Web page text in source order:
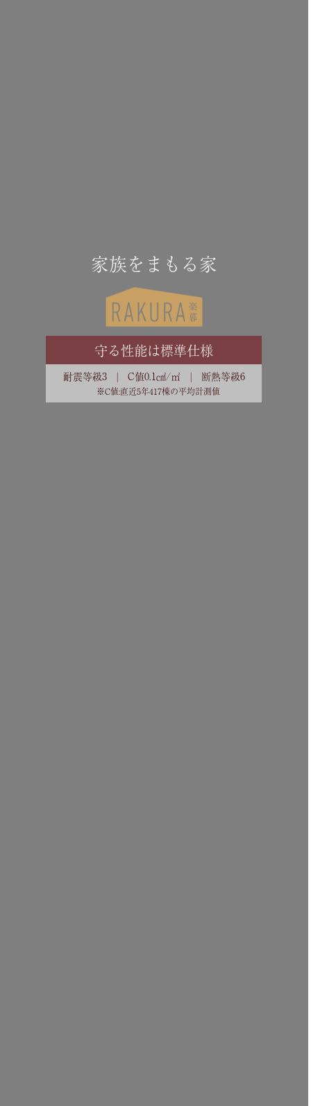
家族をまもる家
守る性能は標準仕様
耐震等級3 | C値0.1㎠/㎡ | 断熱等級6
※C値:直近5年417棟の平均計測値